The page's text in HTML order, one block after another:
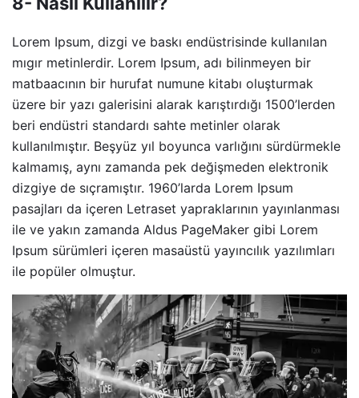
Lorem Ipsum, dizgi ve baskı endüstrisinde kullanılan
mıgır metinlerdir. Lorem Ipsum, adı bilinmeyen bir
matbaacının bir hurufat numune kitabı oluşturmak
üzere bir yazı galerisini alarak karıştırdığı 1500’lerden
beri endüstri standardı sahte metinler olarak
kullanılmıştır. Beşyüz yıl boyunca varlığını sürdürmekle
kalmamış, aynı zamanda pek değişmeden elektronik
dizgiye de sıçramıştır. 1960’larda Lorem Ipsum
pasajları da içeren Letraset yapraklarının yayınlanması
ile ve yakın zamanda Aldus PageMaker gibi Lorem
Ipsum sürümleri içeren masaüstü yayıncılık yazılımları
ile popüler olmuştur.